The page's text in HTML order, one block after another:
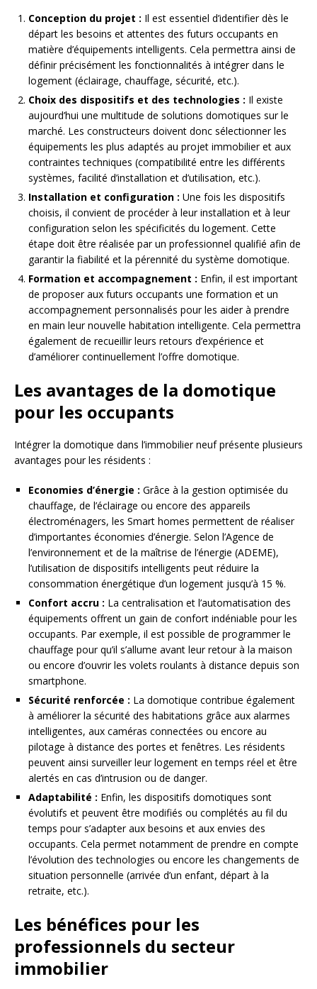
Conception du projet : Il est essentiel d’identifier dès le
départ les besoins et attentes des futurs occupants en
matière d’équipements intelligents. Cela permettra ainsi de
définir précisément les fonctionnalités à intégrer dans le
logement (éclairage, chauffage, sécurité, etc.).
Choix des dispositifs et des technologies : Il existe
aujourd’hui une multitude de solutions domotiques sur le
marché. Les constructeurs doivent donc sélectionner les
équipements les plus adaptés au projet immobilier et aux
contraintes techniques (compatibilité entre les différents
systèmes, facilité d’installation et d’utilisation, etc.).
Installation et configuration : Une fois les dispositifs
choisis, il convient de procéder à leur installation et à leur
configuration selon les spécificités du logement. Cette
étape doit être réalisée par un professionnel qualifié afin de
garantir la fiabilité et la pérennité du système domotique.
Formation et accompagnement : Enfin, il est important
de proposer aux futurs occupants une formation et un
accompagnement personnalisés pour les aider à prendre
en main leur nouvelle habitation intelligente. Cela permettra
également de recueillir leurs retours d’expérience et
d’améliorer continuellement l’offre domotique.
Les avantages de la domotique
pour les occupants
Intégrer la domotique dans l’immobilier neuf présente plusieurs
avantages pour les résidents :
Economies d’énergie : Grâce à la gestion optimisée du
chauffage, de l’éclairage ou encore des appareils
électroménagers, les Smart homes permettent de réaliser
d’importantes économies d’énergie. Selon l’Agence de
l’environnement et de la maîtrise de l’énergie (ADEME),
l’utilisation de dispositifs intelligents peut réduire la
consommation énergétique d’un logement jusqu’à 15 %.
Confort accru : La centralisation et l’automatisation des
équipements offrent un gain de confort indéniable pour les
occupants. Par exemple, il est possible de programmer le
chauffage pour qu’il s’allume avant leur retour à la maison
ou encore d’ouvrir les volets roulants à distance depuis son
smartphone.
Sécurité renforcée : La domotique contribue également
à améliorer la sécurité des habitations grâce aux alarmes
intelligentes, aux caméras connectées ou encore au
pilotage à distance des portes et fenêtres. Les résidents
peuvent ainsi surveiller leur logement en temps réel et être
alertés en cas d’intrusion ou de danger.
Adaptabilité : Enfin, les dispositifs domotiques sont
évolutifs et peuvent être modifiés ou complétés au fil du
temps pour s’adapter aux besoins et aux envies des
occupants. Cela permet notamment de prendre en compte
l’évolution des technologies ou encore les changements de
situation personnelle (arrivée d’un enfant, départ à la
retraite, etc.).
Les bénéfices pour les
professionnels du secteur
immobilier